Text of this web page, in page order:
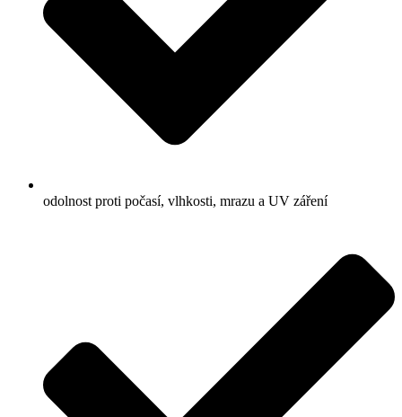
odolnost proti počasí, vlhkosti, mrazu a UV záření